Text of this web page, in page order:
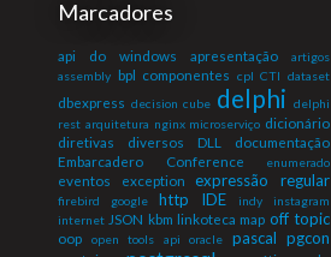
Marcadores
api do windows apresentação
artigos
assembly bpl componentes cpl CTI dataset
dbexpress decision cube delphi delphi
rest arquitetura nginx microserviço dicionário
diretivas
diversos DLL
documentação
Embarcadero Conference
enumerado
eventos exception expressão regular
firebird google http IDE indy
instagram
internet JSON kbm linkoteca map off topic
oop open tools api oracle pascal pgcon